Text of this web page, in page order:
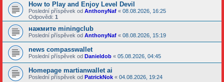
How to Play and Enjoy Level Devil
Poslední příspěvek od AnthonyNaf « 08.08.2026, 16:25
Odpovědi: 1
нажмите miningclub
Poslední příspěvek od AnthonyNaf « 08.08.2026, 15:19
news compasswallet
Poslední příspěvek od Danieldob « 05.08.2026, 04:45
Homepage martianwallet ai
Poslední příspěvek od PatrickNok « 04.08.2026, 19:24